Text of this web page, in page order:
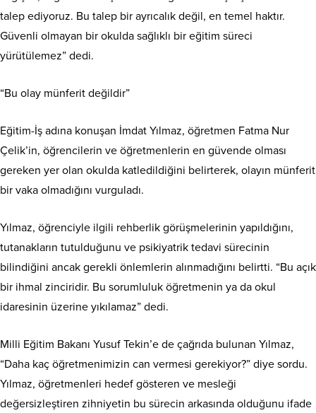
talep ediyoruz. Bu talep bir ayrıcalık değil, en temel haktır.
Güvenli olmayan bir okulda sağlıklı bir eğitim süreci
yürütülemez” dedi.
“Bu olay münferit değildir”
Eğitim-İş adına konuşan İmdat Yılmaz, öğretmen Fatma Nur
Çelik’in, öğrencilerin ve öğretmenlerin en güvende olması
gereken yer olan okulda katledildiğini belirterek, olayın münferit
bir vaka olmadığını vurguladı.
Yılmaz, öğrenciyle ilgili rehberlik görüşmelerinin yapıldığını,
tutanakların tutulduğunu ve psikiyatrik tedavi sürecinin
bilindiğini ancak gerekli önlemlerin alınmadığını belirtti. “Bu açık
bir ihmal zinciridir. Bu sorumluluk öğretmenin ya da okul
idaresinin üzerine yıkılamaz” dedi.
Milli Eğitim Bakanı Yusuf Tekin’e de çağrıda bulunan Yılmaz,
“Daha kaç öğretmenimizin can vermesi gerekiyor?” diye sordu.
Yılmaz, öğretmenleri hedef gösteren ve mesleği
değersizleştiren zihniyetin bu sürecin arkasında olduğunu ifade